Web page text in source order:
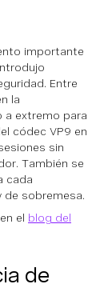
importante
Entre
la
a extremo para
códec VP9 en
sin
También se
cada
de sobremesa.
el blog del
de